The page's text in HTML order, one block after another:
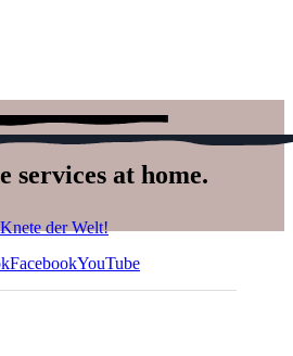
services at home.
FacebookYouTube